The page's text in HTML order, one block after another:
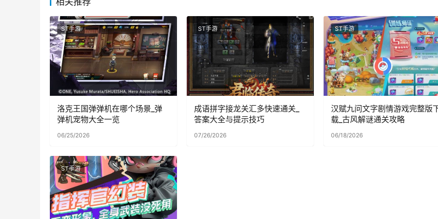
ST手游
洛克王国弹弹机在哪个场景_弹
弹机宠物大全一览
06/25/2026
ST手游
成语拼字接龙关汇多快速通关_
答案大全与提示技巧
07/26/2026
ST手游
汉赋九问文字剧情游戏完整版
载_古风解谜通关攻略
06/18/2026
ST手游